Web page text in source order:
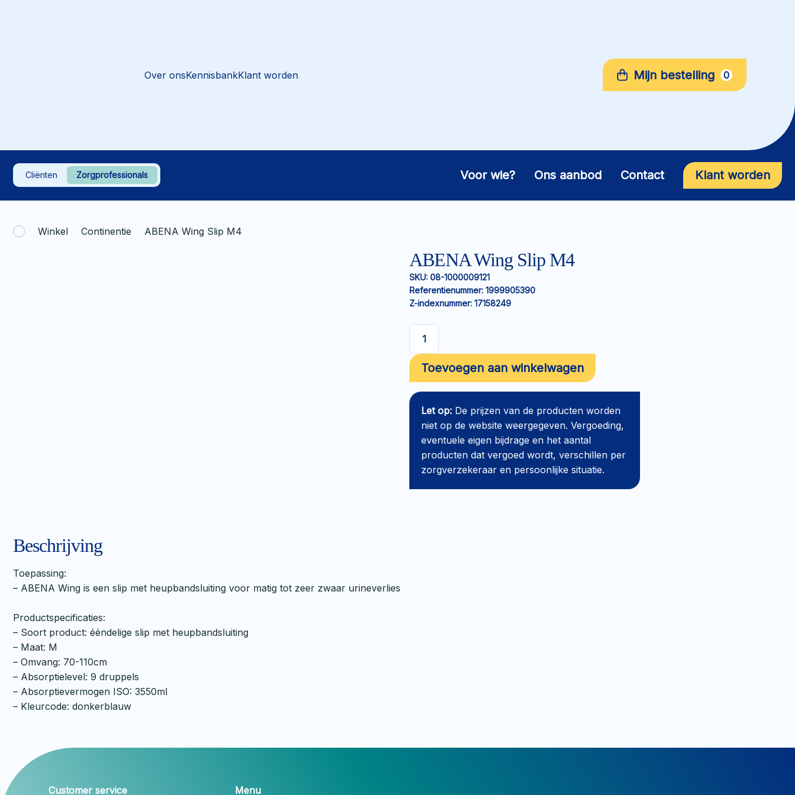
Over onsKennisbankKlant worden Mijn bestelling 0
Cliënten Zorgprofessionals Voor wie? Ons aanbod Contact Klant worden
Winkel Continentie ABENA Wing Slip M4
ABENA Wing Slip M4
SKU: 08-1000009121
Referentienummer: 1999905390
Z-indexnummer: 17158249
ABENA
Wing
Slip
M4
aantal
Toevoegen aan winkelwagen
Let op: De prijzen van de producten worden
niet op de website weergegeven. Vergoeding,
eventuele eigen bijdrage en het aantal
producten dat vergoed wordt, verschillen per
zorgverzekeraar en persoonlijke situatie.
Beschrijving
Toepassing:
– ABENA Wing is een slip met heupbandsluiting voor matig tot zeer zwaar urineverlies
Productspecificaties:
– Soort product: ééndelige slip met heupbandsluiting
– Maat: M
– Omvang: 70-110cm
– Absorptielevel: 9 druppels
– Absorptievermogen ISO: 3550ml
– Kleurcode: donkerblauw
Customer service Menu